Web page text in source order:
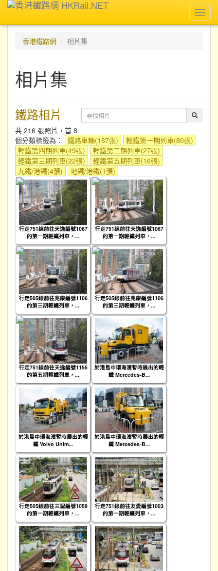
香港鐵路網
相片集
相片集
鐵路相片
共 216 張照片，首 8
個分類標籤為：
鐵路車輛(187張)
輕鐵第一期列車(80張)
輕鐵第四期列車(49張)
輕鐵第二期列車(27張)
輕鐵第三期列車(22張)
輕鐵第五期列車(16張)
九鐵/港鐵(4張)
地鐵/港鐵(1張)
行走751線前往天逸編號1067
的第一期輕鐵列車，...
行走751線前往天逸編號1067
的第一期輕鐵列車，...
行走505線前往兆康編號1106
的第三期輕鐵列車，...
行走505線前往兆康編號1106
的第三期輕鐵列車，...
行走751線前往天逸編號1155
的第五期輕鐵列車，...
於港島中環海濱暫時展出的輕
鐵 Mercedes-B...
於港島中環海濱暫時展出的輕
鐵 Volvo Unim...
於港島中環海濱暫時展出的輕
鐵 Mercedes-B...
行走505線前往三聖編號1059
的第一期輕鐵列車，...
行走751線前往友愛編號1003
的第一期輕鐵列車，...